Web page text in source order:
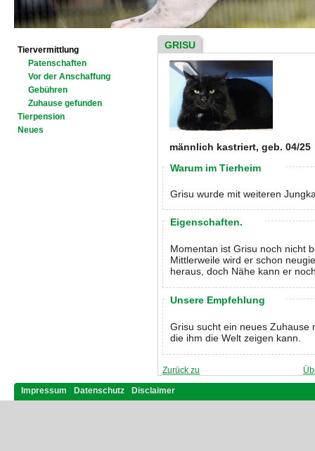
Tiervermittlung
Patenschaften
Vor der Anschaffung
Gebühren
Zuhause gefunden
Tierpension
Neues
GRISU
männlich kastriert, geb. 04/25
Warum im Tierheim
Grisu wurde mit weiteren
Eigenschaften.
Momentan ist Grisu noch nicht
Mittlerweile wird er schon
heraus, doch Nähe kann er
Unsere Empfehlung
Grisu sucht ein neues Zuhause
die ihm die Welt zeigen kann.
Zurück zu
Impressum Datenschutz Disclaimer